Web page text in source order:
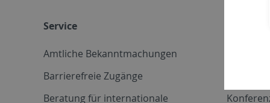
Service
Amtliche Bekanntmachungen
Barrierefreie Zugänge
Beratung für internationale